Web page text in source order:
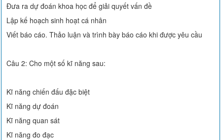
Đưa ra dự đoán khoa học để giải quyết vấn đề
Lập kế hoạch sinh hoạt cá nhân
Viết báo cáo. Thảo luận và trình bày báo cáo khi được yêu cầu
Câu 2: Cho một số kĩ năng sau:
Kĩ năng chiến đấu đặc biệt
Kĩ năng dự đoán
Kĩ năng quan sát
Kĩ năng đo đạc